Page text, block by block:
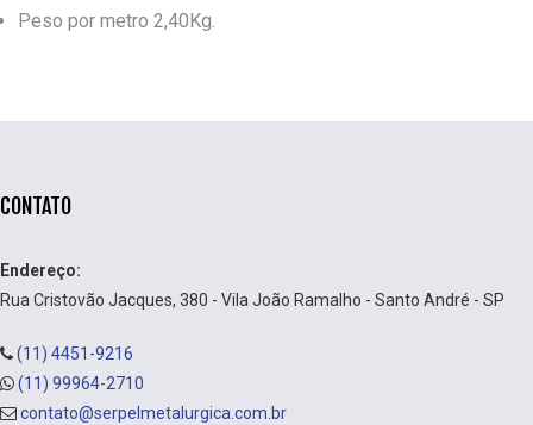
Peso por metro 2,40Kg.
CONTATO
Endereço:
Rua Cristovão Jacques, 380 - Vila João Ramalho - Santo André - SP
(11) 4451-9216
(11) 99964-2710
contato@serpelmetalurgica.com.br